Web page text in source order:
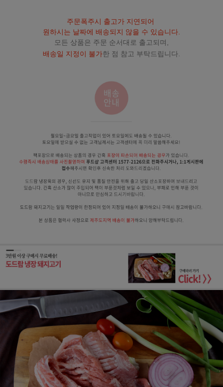
주문폭주시 출고가 지연되어
원하시는 날짜에 배송되지 않을 수 있습니다.
모든 상품은 주문 순서대로 출고되며,
배송일 지정이 불가한 점 참고 부탁드립니다.